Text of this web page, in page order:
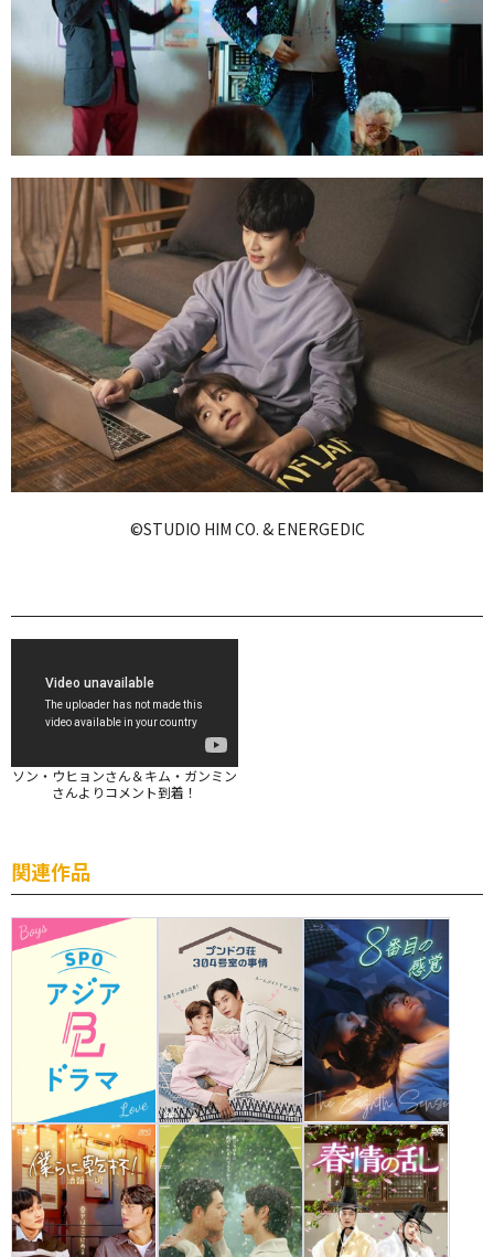
©STUDIO HIM CO. & ENERGEDIC
ソン・ウヒョンさん＆キム・ガンミン
さんよりコメント到着！
関連作品